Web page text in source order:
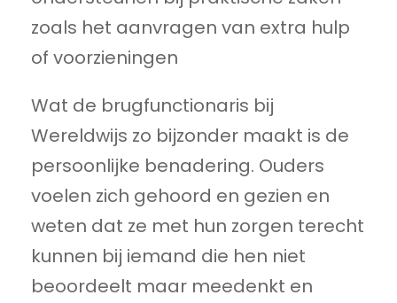
zoals het aanvragen van extra hulp
of voorzieningen
Wat de brugfunctionaris bij
Wereldwijs zo bijzonder maakt is de
persoonlijke benadering. Ouders
voelen zich gehoord en gezien en
weten dat ze met hun zorgen terecht
kunnen bij iemand die hen niet
beoordeelt maar meedenkt en